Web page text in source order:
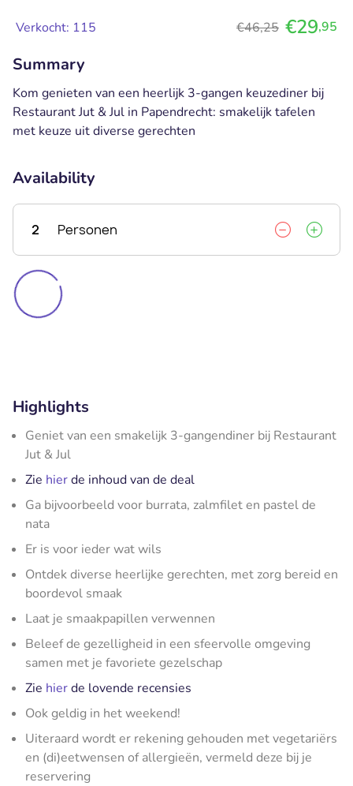
Verkocht: 115 €46,25 €29,95
Summary
Kom genieten van een heerlijk 3-gangen keuzediner bij
Restaurant Jut & Jul in Papendrecht: smakelijk tafelen
met keuze uit diverse gerechten
Availability
2 Personen
Highlights
Geniet van een smakelijk 3-gangendiner bij Restaurant
Jut & Jul
Zie hierde inhoud van de deal
Ga bijvoorbeeld voor burrata, zalmfilet en pastel de
nata
Er is voor ieder wat wils
Ontdek diverse heerlijke gerechten, met zorg bereid en
boordevol smaak
Laat je smaakpapillen verwennen
Beleef de gezelligheid in een sfeervolle omgeving
samen met je favoriete gezelschap
Zie hierde lovende recensies
Ook geldig in het weekend!
Uiteraard wordt er rekening gehouden met vegetariërs
en (di)eetwensen of allergieën, vermeld deze bij je
reservering